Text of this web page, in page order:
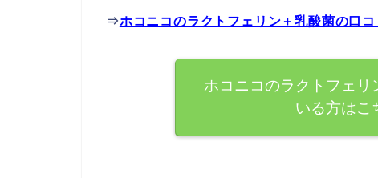
⇒ホコニコのラクトフェリン＋乳酸菌の口
ホコニコのラクトフェ
いる方はこ